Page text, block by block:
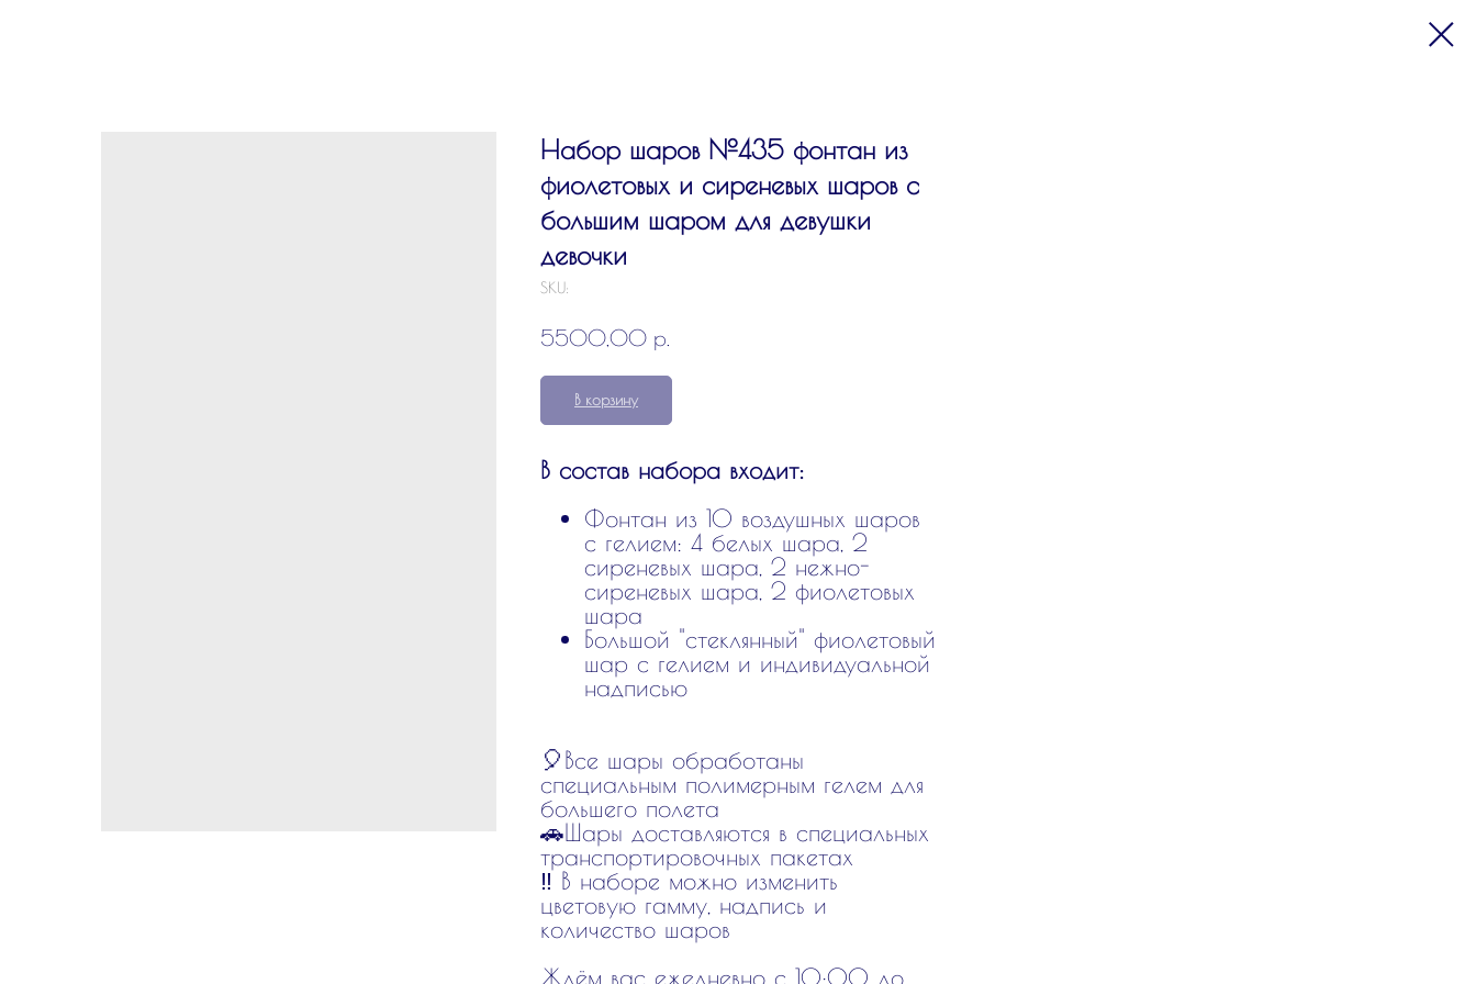
Набор шаров №435 фонтан из
фиолетовых и сиреневых шаров с
большим шаром для девушки
девочки
SKU:
5500,00 р.
В корзину
В состав набора входит:
Фонтан из 10 воздушных шаров
с гелием: 4 белых шара, 2
сиреневых шара, 2 нежно-
сиреневых шара, 2 фиолетовых
шара
Большой "стеклянный" фиолетовый
шар с гелием и индивидуальной
надписью
🎈Все шары обработаны
специальным полимерным гелем для
большего полета
🚗Шары доставляются в специальных
транспортировочных пакетах
‼️ В наборе можно изменить
цветовую гамму, надпись и
количество шаров
Ждём вас ежедневно с 10:00 до